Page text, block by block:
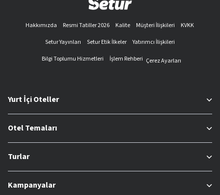
Hakkımızda Resmi Tatiller 2026 Kalite Müşteri İlişkileri
KVKK
Setur Yayınları
Setur Etik İlkeler
Yatırımcı İlişkileri
Bilgi Toplumu Hizmetleri
İşlem Rehberi Çerez Ayarları
Yurt İçi Oteller
Otel Temaları
Turlar
Kampanyalar